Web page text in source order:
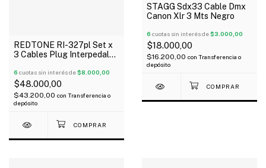
REDTONE RI-327pl Set x
3 Cables Plug Interpedal
6 cuotas sin interés de$8.000,00
$48.000,00
$43.200,00 con Transferencia o
depósito
STAGG Sdx33 Cable Dmx
Canon Xlr 3 Mts Negro
6 cuotas sin interés de$3.000,00
$18.000,00
$16.200,00 con Transferencia o
depósito